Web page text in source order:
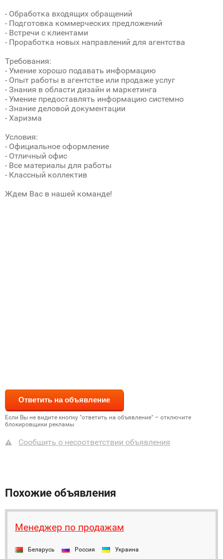
- Обработка входящих обращений
- Подготовка коммерческих предложений
- Встречи с клиентами
- Проработка новых направлений для агентства
Требования:
- Умение хорошо подавать информацию
- Опыт работы в агентстве или продаже услуг
- Знания в области дизайн и маркетинга
- Умение предоставлять информацию системно
- Знание деловой документации
- Харизма
Условия:
- Официальное оформление
- Отличный офис
- Все материалы для работы
- Классный коллектив
Ждем Вас в нашей команде!
Если Вы не видите кнопку "ответить на объявление" – отключите
блокировщики рекламы
Сообщить о несоответствии объявления
Похожие объявления
Менеджер по продажам
Беларусь Россия Украина